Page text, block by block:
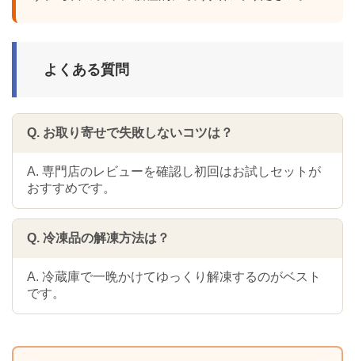
よくある質問
Q. お取り寄せで失敗しないコツは？
A. 専門店のレビューを確認し初回はお試しセットが
おすすめです。
Q. 冷凍品の解凍方法は？
A. 冷蔵庫で一晩かけてゆっくり解凍するのがベスト
です。